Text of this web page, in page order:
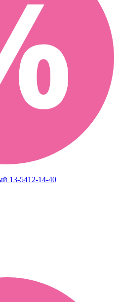
13-5412-14-40